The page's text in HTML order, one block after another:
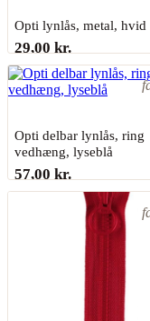
Opti lynlås, metal, hvid
29,00 kr.
Sidste varer på lager
Opti delbar lynlås, ring
vedhæng, lyseblå
57,00 kr.
Sidste varer på lager